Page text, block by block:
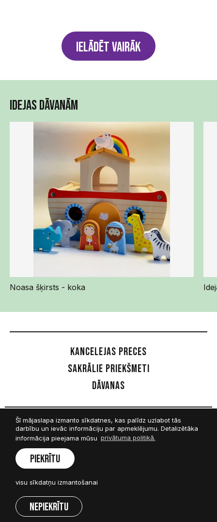
Šī mājaslapa izmanto sīkdatnes, kas palīdz uzlabot tās
darbību un ievāc informāciju par apmeklējumu. Detalizētāka
informācija pieejama mūsu privātuma politikā.
Nepiekrītu
Piekrītu
visu sīkdatņu izmantošanai
Ielādēt vairāk
Idejas dāvanām
Noasa šķirsts - koka
Kancelejas preces
Sakrālie priekšmeti
Dāvanas
Sekot mums